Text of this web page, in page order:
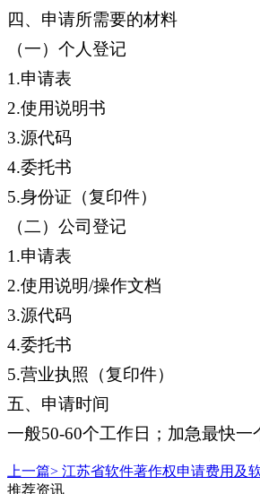
四、申请所需要的材料
（一）个人登记
1.申请表
2.使用说明书
3.源代码
4.委托书
5.身份证（复印件）
（二）公司登记
1.申请表
2.使用说明/操作文档
3.源代码
4.委托书
5.营业执照（复印件）
五、申请时间
一般50-60个工作日；加急最快一
上一篇> 江苏省软件著作权申请费用及
推荐资讯